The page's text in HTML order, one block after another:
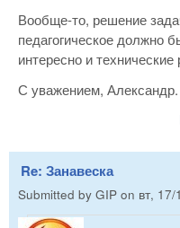
Вообще-то, решение
педагогическое должно
интересно и
С уважением, Александр.
Re: Занавеска
Submitted by GIP on вт,